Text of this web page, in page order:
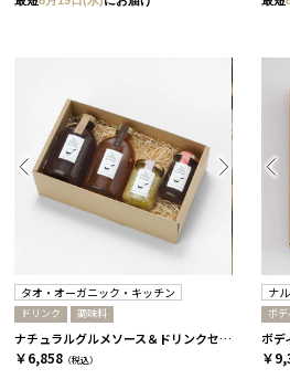
タオ・オーガニック・キッチン
ドリンク 調味料
ナチュラルグルメソース＆ドリンクセット［タオ・オーガニック・キッチン］
￥6,858 （税込）
ナ
ボ
￥